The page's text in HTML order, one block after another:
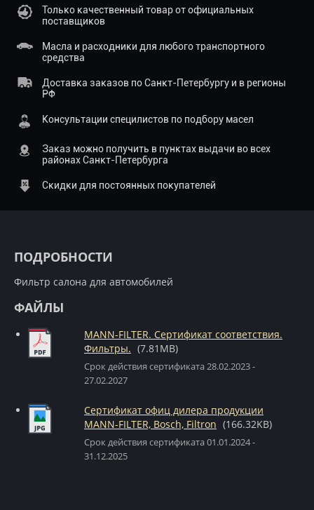
Только качественный товар от официальных
поставщиков
Масла и расходники для любого транспортного
средства
Доставка заказов по Санкт-Петербургу и в регионы
РФ
Консультации специлистов по подбору масел
Заказ можно получить в пунктах выдачи во всех
районах Санкт-Петербурга
Скидки для постоянных покупателей
ПОДРОБНОСТИ
Фильтр салона для автомобилей
ФАЙЛЫ
MANN-FILTER. Сертификат соответствия.
Фильтры. (7.81MB)
Срок действия сертификата 28.02.2023 -
27.02.2027
Сертификат офиц дилера продукции
MANN-FILTER, Bosch, Filtron (166.32KB)
Срок действия сертификата 01.01.2024 -
31.12.2025